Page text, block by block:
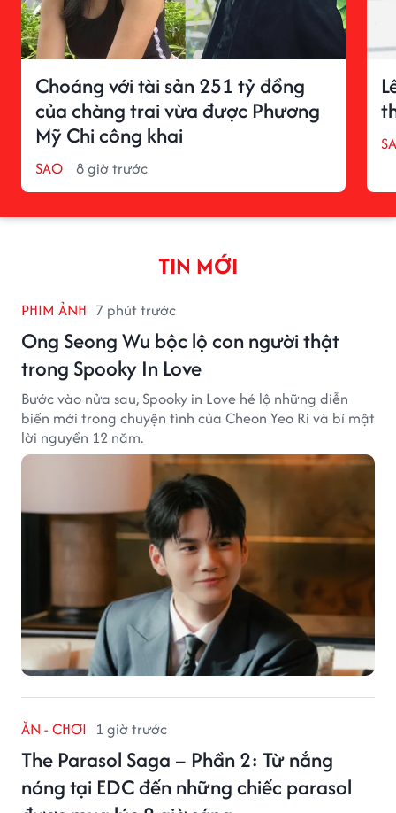
Choáng với tài sản 251 tỷ đồng
của chàng trai vừa được Phương
Mỹ Chi công khai
SAO 8 giờ trước
TIN MỚI
PHIM ẢNH 7 phút trước
Ong Seong Wu bộc lộ con người thật
trong Spooky In Love
Bước vào nửa sau, Spooky in Love hé lộ những diễn
biến mới trong chuyện tình của Cheon Yeo Ri và bí mật
lời nguyền 12 năm.
ĂN - CHƠI 1 giờ trước
The Parasol Saga – Phần 2: Từ nắng
nóng tại EDC đến những chiếc parasol